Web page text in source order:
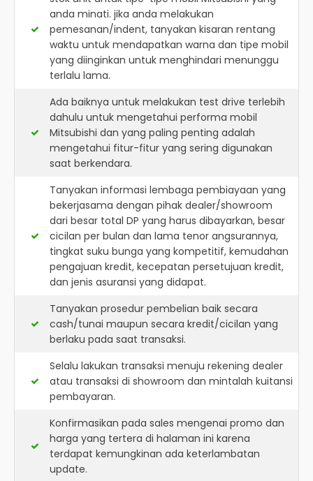
anda minati. jika anda melakukan
pemesanan/indent, tanyakan kisaran rentang
waktu untuk mendapatkan warna dan tipe mobil
yang diinginkan untuk menghindari menunggu
terlalu lama.
Ada baiknya untuk melakukan test drive terlebih
dahulu untuk mengetahui performa mobil
Mitsubishi dan yang paling penting adalah
mengetahui fitur-fitur yang sering digunakan
saat berkendara.
Tanyakan informasi lembaga pembiayaan yang
bekerjasama dengan pihak dealer/showroom
dari besar total DP yang harus dibayarkan, besar
cicilan per bulan dan lama tenor angsurannya,
tingkat suku bunga yang kompetitif, kemudahan
pengajuan kredit, kecepatan persetujuan kredit,
dan jenis asuransi yang didapat.
Tanyakan prosedur pembelian baik secara
cash/tunai maupun secara kredit/cicilan yang
berlaku pada saat transaksi.
Selalu lakukan transaksi menuju rekening dealer
atau transaksi di showroom dan mintalah kuitansi
pembayaran.
Konfirmasikan pada sales mengenai promo dan
harga yang tertera di halaman ini karena
terdapat kemungkinan ada keterlambatan
update.